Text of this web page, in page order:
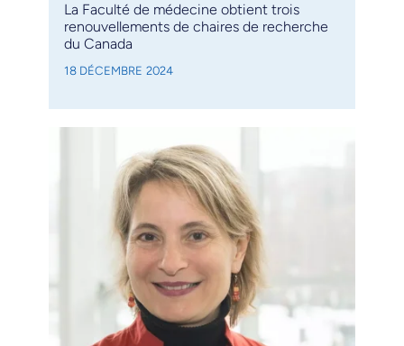
La Faculté de médecine obtient trois
renouvellements de chaires de recherche
du Canada
18 DÉCEMBRE 2024